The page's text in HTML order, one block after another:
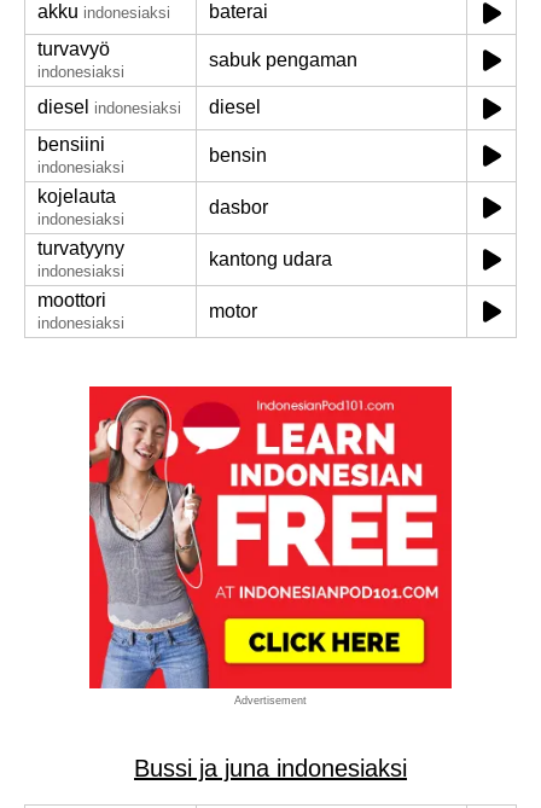
akku indonesiaksi
baterai
turvavyö
indonesiaksi
sabuk pengaman
diesel indonesiaksi
diesel
bensiini
indonesiaksi
bensin
kojelauta
indonesiaksi
dasbor
turvatyyny
indonesiaksi
kantong udara
moottori
indonesiaksi
motor
Advertisement
Bussi ja juna indonesiaksi